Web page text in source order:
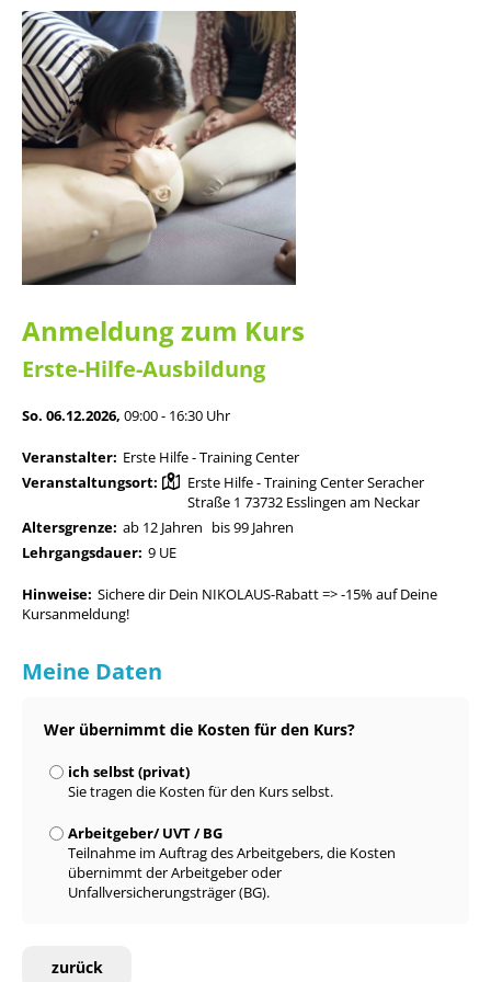
Anmeldung zum Kurs
Erste-Hilfe-Ausbildung
So. 06.12.2026, 09:00 - 16:30 Uhr
Veranstalter: Erste Hilfe - Training Center
Veranstaltungsort:
Erste Hilfe - Training Center Seracher
Straße 1 73732 Esslingen am Neckar
Altersgrenze: ab 12 Jahren bis 99 Jahren
Lehrgangsdauer: 9 UE
Hinweise: Sichere dir Dein NIKOLAUS-Rabatt => -15% auf Deine
Kursanmeldung!
Meine Daten
Wer übernimmt die Kosten für den Kurs?
ich selbst (privat)
Sie tragen die Kosten für den Kurs selbst.
Arbeitgeber/ UVT / BG
Teilnahme im Auftrag des Arbeitgebers, die Kosten
übernimmt der Arbeitgeber oder
Unfallversicherungsträger (BG).
zurück